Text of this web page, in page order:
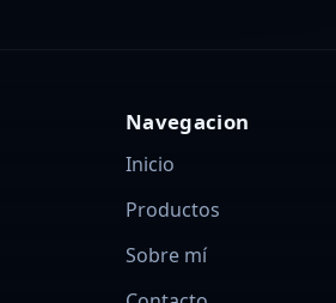
Navegacion
Inicio
Productos
Sobre mí